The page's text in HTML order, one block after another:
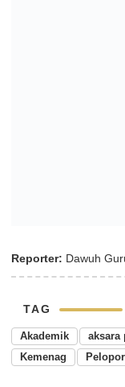
Reporter: Dawuh
TAG
Akademik aksara
Kemenag
Pelopor